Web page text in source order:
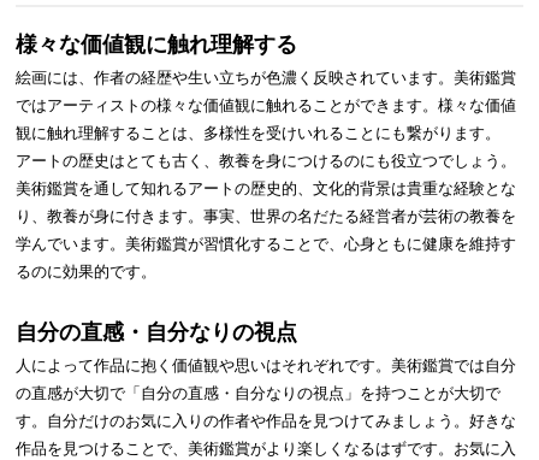
様々な価値観に触れ理解する
絵画には、作者の経歴や生い立ちが色濃く反映されています。美術鑑賞
ではアーティストの様々な価値観に触れることができます。様々な価値
観に触れ理解することは、多様性を受けいれることにも繋がります。
アートの歴史はとても古く、教養を身につけるのにも役立つでしょう。
美術鑑賞を通して知れるアートの歴史的、文化的背景は貴重な経験とな
り、教養が身に付きます。事実、世界の名だたる経営者が芸術の教養を
学んでいます。美術鑑賞が習慣化することで、心身ともに健康を維持す
るのに効果的です。
自分の直感・自分なりの視点
人によって作品に抱く価値観や思いはそれぞれです。美術鑑賞では自分
の直感が大切で「自分の直感・自分なりの視点」を持つことが大切で
す。自分だけのお気に入りの作者や作品を見つけてみましょう。好きな
作品を見つけることで、美術鑑賞がより楽しくなるはずです。お気に入